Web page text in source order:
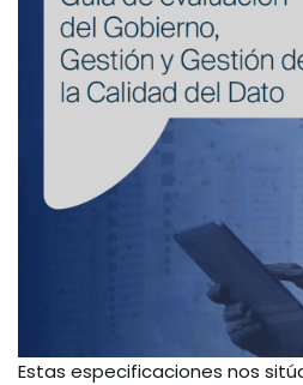
Estas especificaciones nos